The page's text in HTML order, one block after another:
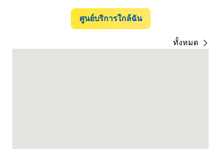
ศูนย์บริการใกล้ฉัน
ทั้งหมด